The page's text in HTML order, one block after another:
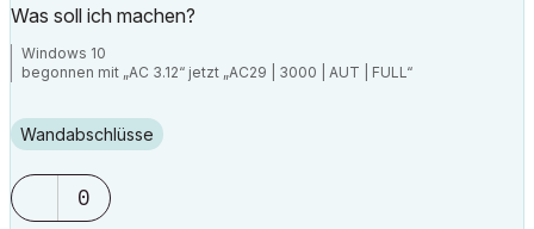
Was soll ich machen?
Windows 10
begonnen mit „AC 3.12“ jetzt „AC29 | 3000 | AUT | FULL“
Wandabschlüsse
0